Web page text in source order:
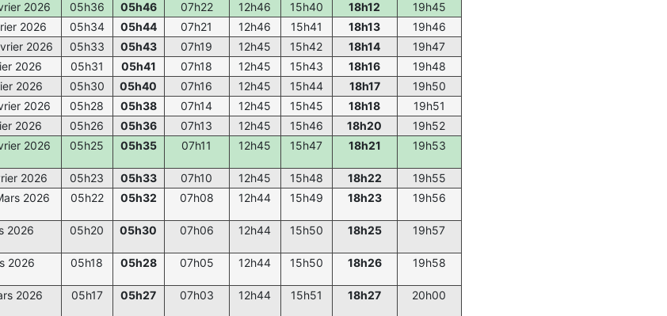
2026 05h36 05h46 07h22 12h46 15h40 18h12
19h45
2026 05h34 05h44 07h21 12h46 15h41 18h13
19h46
2026 05h33 05h43 07h19 12h45 15h42 18h14
19h47
2026 05h31 05h41 07h18 12h45 15h43 18h16
19h48
2026 05h30 05h40 07h16 12h45 15h44 18h17
19h50
2026 05h28 05h38 07h14 12h45 15h45 18h18
19h51
2026 05h26 05h36 07h13 12h45 15h46 18h20
19h52
2026 05h25 05h35 07h11 12h45 15h47 18h21 19h53
2026 05h23 05h33 07h10 12h45 15h48 18h22
19h55
2026 05h22 05h32 07h08 12h44 15h49 18h23 19h56
2026 05h20 05h30 07h06 12h44 15h50 18h25 19h57
2026 05h18 05h28 07h05 12h44 15h50 18h26 19h58
2026 05h17 05h27 07h03 12h44 15h51 18h27 20h00